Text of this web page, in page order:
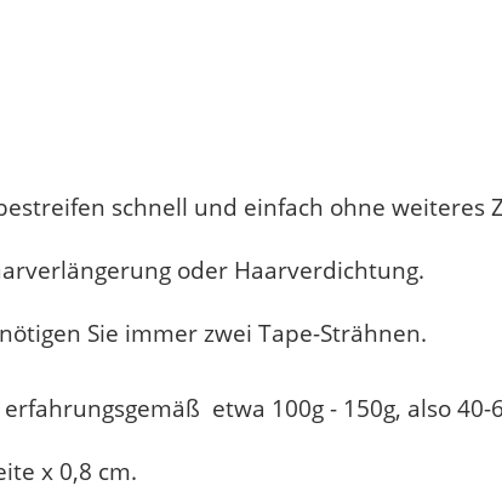
Qualität
schnell und einfach ohne weiteres
oder Haarverdichtung.
Sie immer zwei Tape-Strähnen.
etwa 100g - 150g, also 40-
x 0,8 cm.